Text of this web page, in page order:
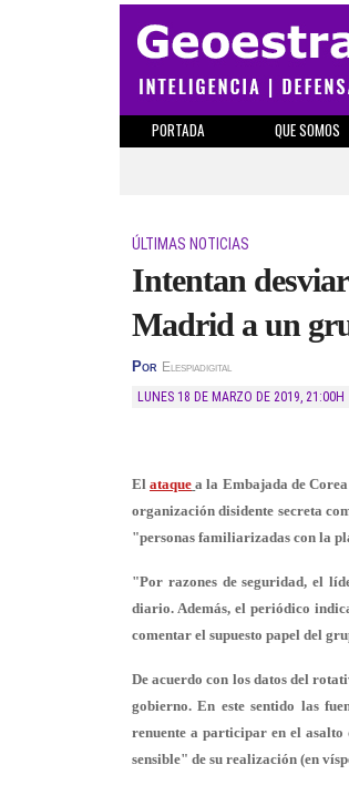
PORTADA QUE SOMOS
ÚLTIMAS NOTICIAS
Intentan
Madrid a un
Por Elespiadigital
LUNES 18 DE MARZO DE 2019, 21:00H
Elataque a la Embajada de
organización disidente secreta
"personas familiarizadas con la
"Por razones de seguridad, el
diario. Además, el periódico
comentar el supuesto papel del
De acuerdo con los datos del
gobierno. En este sentido las
renuente a participar en el
sensible" de su realización (en